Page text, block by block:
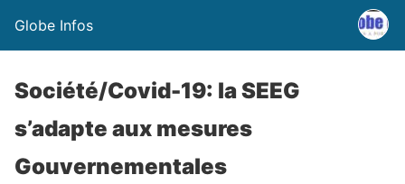
Globe Infos
Société/Covid-19: la SEEG
s’adapte aux mesures
Gouvernementales